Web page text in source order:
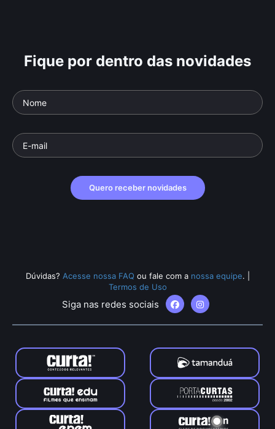
Fique por dentro das novidades
Quero receber novidades
Dúvidas? Acesse nossa FAQ ou fale com a nossa equipe.
Termos de Uso
Siga nas redes sociais